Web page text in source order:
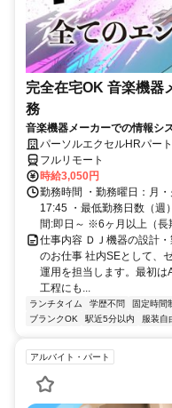
完全在宅OK 音楽機器
務
音楽機器メーカーでの情報シ
3050円！基本はフル在宅が可
構築の上流工程にも携われま
パナソニック健保に加入頂けま
パーソルエクセルHRパー
フルリモート
時給3,050円
勤務時間 ・勤務曜日：月
17:45 ・最低勤務日数（週
間:即日～ ※6ヶ月以上（
仕事内容 ＤＪ機器の設計
のお仕事 社内SEとして、
運用を担当します。最初
工程にも...
ランチタイム 学歴不問 固定時間
ブランクOK
駅近5分以内 服装自
アルバイト・パート